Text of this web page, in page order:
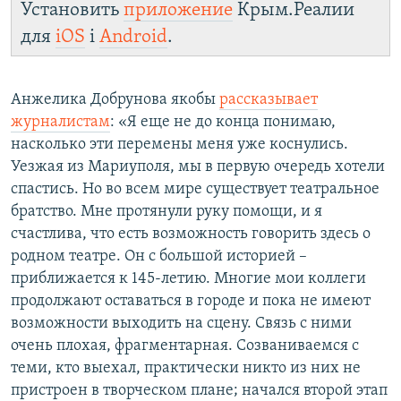
Установить приложение Крым.Реалии
для iOS і Android.
Анжелика Добрунова якобы рассказывает
журналистам: «Я еще не до конца понимаю,
насколько эти перемены меня уже коснулись.
Уезжая из Мариуполя, мы в первую очередь хотели
спастись. Но во всем мире существует театральное
братство. Мне протянули руку помощи, и я
счастлива, что есть возможность говорить здесь о
родном театре. Он с большой историей –
приближается к 145-летию. Многие мои коллеги
продолжают оставаться в городе и пока не имеют
возможности выходить на сцену. Связь с ними
очень плохая, фрагментарная. Созваниваемся с
теми, кто выехал, практически никто из них не
пристроен в творческом плане; начался второй этап